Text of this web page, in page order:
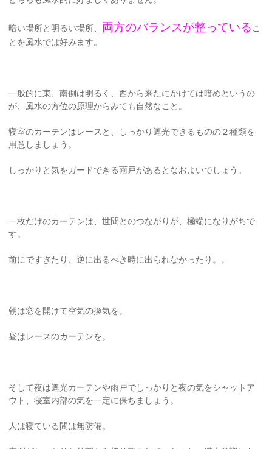
暗い場所と明るい場所、 両方のバランスが整っている こ
とを風水では好みます。
一般的に東、南側は明るく、西から来たにかけては暗めというの
が、風水の方位の原理からみても自然なこと。
寝室のカーテンはレースと、しっかり遮光できるものの２種類を
用意しましょう。
しっかりと気をガードできる雨戸があるとなおよいでしょう。
一枚だけのカーテンは、世間とのつながりが、極端になりがちで
す。
前にですぎたり、逆に出るべき時に出られなかったり。。
朝は窓を開けて空気の換気を。
昼はレースのカーテンを。
そして夜は遮光カーテンや雨戸でしっかりと夜の気をシャットア
ウト、寝室内部の気を一定に保ちましょう。
人は寝ている間は無防備。